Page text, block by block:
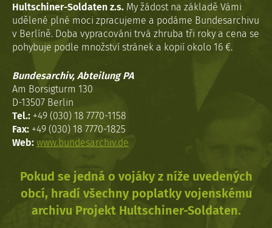
Hultschiner-Soldaten z.s. My žádost na základě Vámi
udělené plné moci zpracujeme a podáme Bundesarchivu
v Berlíně. Doba vypracováni trvá zhruba tři roky a cena se
pohybuje podle množství stránek a kopií okolo 16 €.
Bundesarchiv, Abteilung PA
Am Borsigturm 130
D-13507 Berlin
Tel.: +49 (030) 18 7770-1158
Fax: +49 (030) 18 7770-1825
Web: www.bundesarchiv.de
Pokud se jedná o vojáky z níže uvedených
obcí, hradí všechny poplatky vojenskému
archivu Projekt Hultschiner-Soldaten.